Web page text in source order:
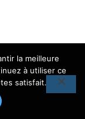
la meilleure
à utiliser ce
satisfait.